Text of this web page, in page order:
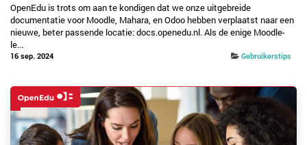
OpenEdu is trots om aan te kondigen dat we onze uitgebreide
documentatie voor Moodle, Mahara, en Odoo hebben verplaatst naar een
nieuwe, beter passende locatie: docs.openedu.nl. Als de enige Moodle-
le...
16 sep. 2024 Gebruikerstips